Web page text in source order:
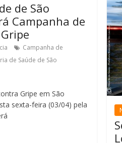
de São
Campanha de
Campanha de
de Saúde de São
Gripe em São
sexta-feira (03/04) pela